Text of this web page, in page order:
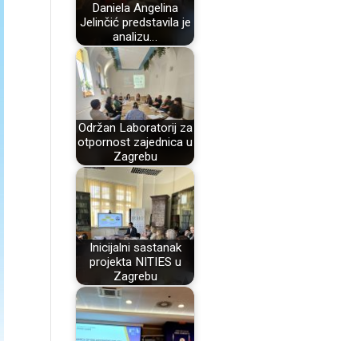
Daniela Angelina
Jelinčić predstavila je
analizu…
Održan Laboratorij za
otpornost zajednica u
Zagrebu
Inicijalni sastanak
projekta NITIES u
Zagrebu